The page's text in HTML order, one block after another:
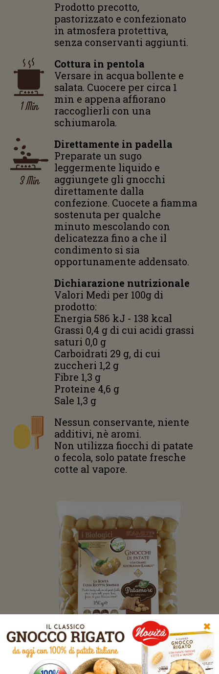
✖
Prodotto precotto,
pastorizzato e confezionato
in atmosfera protettiva,
senza conservanti aggiunti.
Cottura in pentola
Versare in acqua bollente e
salata. Cuocere per circa 1
min e appena affiorano
raccoglierli con una
schiumarola.
1 Min
Direttamente in padella
Preparate un sugo
leggermente liquido e
aggiungete gli gnocchi
direttamente dalla
confezione. Cuocete a fiamma
sostenuta per qualche
minuto mescolando con
delicatezza fino a che il
condimento si sia
opportunamente addensato.
3 Min
Dichiarazione nutrizionale
Valori Medi per 100g di
prodotto:
Energia 586 kJ - 138 kcal
Grassi 0,4 g di cui acidi grassi
saturi 0,0 g
Carboidrati 29 g, di cui
zuccheri 1,2 g
Fibre 1,3 g
Proteine 4,6 g
Sale 1,3 g
Nessun conservante, niente
additivi, nè aromi.
Non utilizza fiocchi di patate
o fecola, solo patate fresche
cotte al vapore.